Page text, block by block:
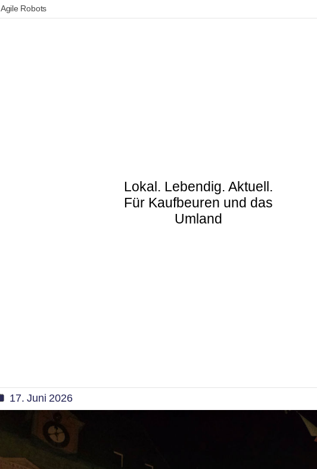
Agile Robots
Lokal. Lebendig. Aktuell.
Für Kaufbeuren und das
Umland
17. Juni 2026